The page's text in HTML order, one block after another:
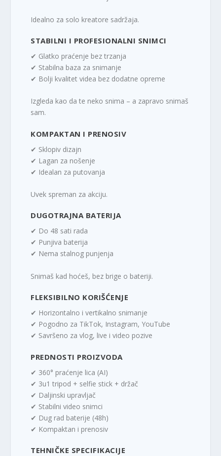
Idealno za solo kreatore sadržaja.
STABILNI I PROFESIONALNI SNIMCI
✔ Glatko praćenje bez trzanja
✔ Stabilna baza za snimanje
✔ Bolji kvalitet videa bez dodatne opreme
Izgleda kao da te neko snima – a zapravo snimaš
sam.
KOMPAKTAN I PRENOSIV
✔ Sklopiv dizajn
✔ Lagan za nošenje
✔ Idealan za putovanja
Uvek spreman za akciju.
DUGOTRAJNA BATERIJA
✔ Do 48 sati rada
✔ Punjiva baterija
✔ Nema stalnog punjenja
Snimaš kad hoćeš, bez brige o bateriji.
FLEKSIBILNO KORIŠĆENJE
✔ Horizontalno i vertikalno snimanje
✔ Pogodno za TikTok, Instagram, YouTube
✔ Savršeno za vlog, live i video pozive
PREDNOSTI PROIZVODA
✔ 360° praćenje lica (AI)
✔ 3u1 tripod + selfie stick + držač
✔ Daljinski upravljač
✔ Stabilni video snimci
✔ Dug rad baterije (48h)
✔ Kompaktan i prenosiv
TEHNIČKE SPECIFIKACIJE